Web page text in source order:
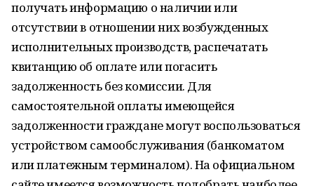
получать информацию о наличии или
отсутствии в отношении них возбужденных
исполнительных производств, распечатать
квитанцию об оплате или погасить
задолженность без комиссии. Для
самостоятельной оплаты имеющейся
задолженности граждане могут воспользоваться
устройством самообслуживания (банкоматом
или платежным терминалом). На официальном